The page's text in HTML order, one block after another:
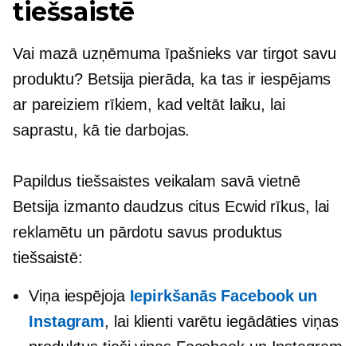
tiešsaistē
Vai mazā uzņēmuma īpašnieks var tirgot savu
produktu? Betsija pierāda, ka tas ir iespējams
ar pareiziem rīkiem, kad veltāt laiku, lai
saprastu, kā tie darbojas.
Papildus tiešsaistes veikalam savā vietnē
Betsija izmanto daudzus citus Ecwid rīkus, lai
reklamētu un pārdotu savus produktus
tiešsaistē:
Viņa iespējoja Iepirkšanās Facebook un
Instagram, lai klienti varētu iegādāties viņas